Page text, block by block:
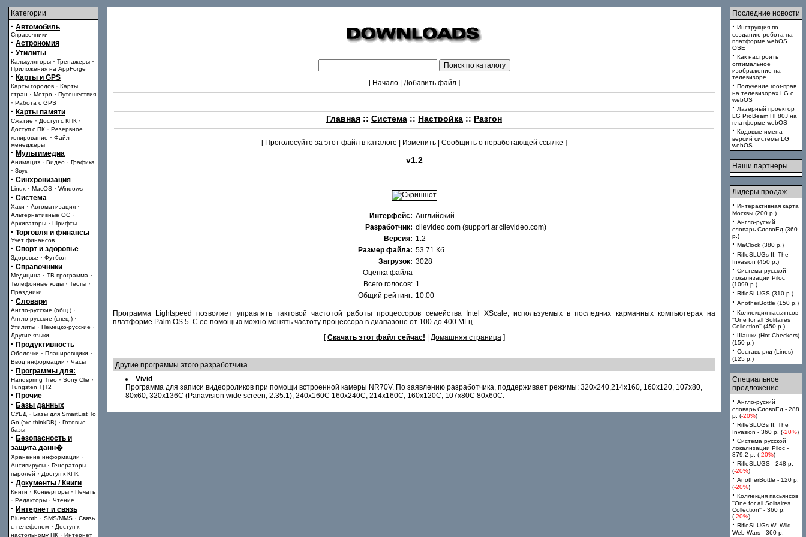
Категории
· Автомобиль
Справочники
· Астрономия
· Утилиты
Калькуляторы · Тренажеры ·
Приложения на AppForge
· Карты и GPS
Карты городов · Карты
стран · Метро · Путешествия
· Работа с GPS
· Карты памяти
Сжатие · Доступ с КПК ·
Доступ с ПК · Резервное
копирование · Файл-
менеджеры
· Мультимедиа
Анимация · Видео · Графика
· Звук
· Синхронизация
Linux · MacOS · Windows
· Система
Хаки · Автоматизация ·
Альтернативные ОС ·
Архиваторы · Шрифты
· Торговля и финансы
Учет финансов
· Спорт и здоровье
Здоровье · Футбол
· Справочники
Медицина · ТВ-программа ·
Телефонные коды · Тесты ·
Праздники
· Словари
Англо-русские (общ.) ·
Англо-русские (спец.) ·
Утилиты · Немецко-русские ·
Другие языки
· Продуктивность
Оболочки · Планировщики ·
Ввод информации · Часы
· Программы для:
Handspring Treo · Sony Clie ·
Tungsten T|T2
· Прочие
· Базы данных
СУБД · Базы для SmartList To
Go (экс thinkDB) · Готовые
базы
· Безопасность и
защита данн�
Хранение информации ·
Антивирусы · Генераторы
паролей · Доступ к КПК
· Документы / Книги
Книги · Конверторы · Печать
· Редакторы · Чтение
· Интернет и связь
Bluetooth · SMS/MMS · Связь
с телефоном · Доступ к
настольному ПК · Интернет
[ Начало| Добавить файл]
Главная :: Система :: Настройка :: Разгон
[ Проголосуйте за этот файл в каталоге Изменить Сообщить о неработающей ссылке ]
v1.2
Интерфейс: Английский
Разработчик: clievideo.com (supportatclievideo.com)
Версия: 1.2
Размер файла: 53.71 Кб
Загрузок: 3028
Оценка файла
Всего голосов: 1
Общий рейтинг: 10.00
Программа Lightspeed позволяет управлять тактовой частотой работы процессоров семейства Intel XScale, используемых в последних карманных компьютерах на
платформе Palm OS 5. C ее помощью можно менять частоту процессора в диапазоне от 100 до 400 МГц.
[Скачать этот файл сейчас! Домашняя страница]
Другие программы этого разработчика
Vivid
Программа для записи видеороликов при помощи встроенной камеры NR70V. По заявлению разработчика, поддерживает режимы: 320x240,214x160, 160x120, 107x80,
80x60, 320x136C (Panavision wide screen, 2.35:1), 240x160C 160x240C, 214x160C, 160x120C, 107x80C 80x60C.
Последние новости
· Инструкция по
созданию робота на
платформе webOS
OSE
· Как настроить
оптимальное
изображение на
телевизоре
· Получение root-прав
на телевизорах LG с
webOS
· Лазерный проектор
LG ProBeam HF80J на
платформе webOS
· Кодовые имена
версий системы LG
webOS
Наши партнеры
Лидеры продаж
· Интерактивная карта
Москвы (200 p.)
· Англо-руский
словарь СловоЕд (360
p.)
· MaClock (380 p.)
· RifleSLUGs II: The
Invasion (450 p.)
· Система русской
локализации Piloc
(1099 p.)
· RifleSLUGS (310 p.)
· AnotherBottle (150 p.)
· Коллекция пасьянсов
''One for all Solitaires
Collection'' (450 p.)
· Шашки (Hot Checkers)
(150 p.)
· Составь ряд (Lines)
(125 p.)
Специальное
предложение
· Англо-руский
словарь СловоЕд - 288
p. (-20%)
· RifleSLUGs II: The
Invasion - 360 p. (-20%)
· Система русской
локализации Piloc -
879.2 p. (-20%)
· RifleSLUGS - 248 p.
(-20%)
· AnotherBottle - 120 p.
(-20%)
· Коллекция пасьянсов
''One for all Solitaires
Collection'' - 360 p.
(-20%)
· RifleSLUGs-W: Wild
Web Wars - 360 p.